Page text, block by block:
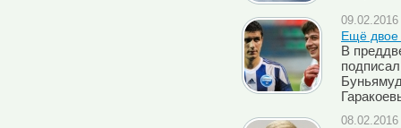
Ещё двое
В